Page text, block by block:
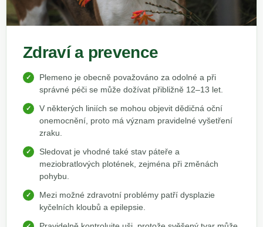
Zdraví a prevence
Plemeno je obecně považováno za odolné a při
správné péči se může dožívat přibližně 12–13 let.
V některých liniích se mohou objevit dědičná oční
onemocnění, proto má význam pravidelné vyšetření
zraku.
Sledovat je vhodné také stav páteře a
meziobratlových plotének, zejména při změnách
pohybu.
Mezi možné zdravotní problémy patří dysplazie
kyčelních kloubů a epilepsie.